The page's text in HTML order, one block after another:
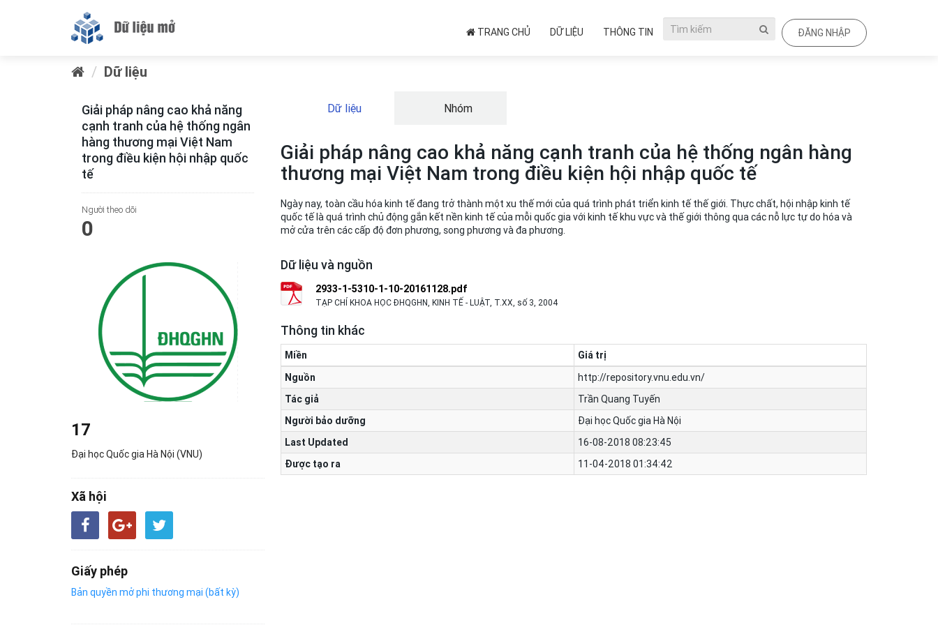
TRANG CHỦ DỮ LIỆU THÔNG TIN ĐĂNG NHẬP
Dữ liệu
Giải pháp nâng cao khả năng
cạnh tranh của hệ thống ngân
hàng thương mại Việt Nam
trong điều kiện hội nhập quốc
tế
Người theo dõi
0
17
Đại học Quốc gia Hà Nội (VNU)
Xã hội
Giấy phép
Bản quyền mở phi thương mại (bất kỳ)
Dữ liệu Nhóm
Giải pháp nâng cao khả năng cạnh tranh của hệ thống ngân hàng
thương mại Việt Nam trong điều kiện hội nhập quốc tế
Ngày nay, toàn cầu hóa kinh tế đang trở thành một xu thế mới của quá trình phát triển kinh tế thế giới. Thực chất, hội nhập kinh tế
quốc tế là quá trình chủ động gắn kết nền kinh tế của mỗi quốc gia với kinh tế khu vực và thế giới thông qua các nỗ lực tự do hóa và
mở cửa trên các cấp độ đơn phương, song phương và đa phương.
Dữ liệu và nguồn
2933-1-5310-1-10-20161128.pdf
TẠP CHÍ KHOA HỌC ĐHQGHN, KINH TẾ - LUẬT, T.XX, số 3, 2004
Thông tin khác
Miền
Giá trị
Nguồn
http://repository.vnu.edu.vn/
Tác giả
Trần Quang Tuyến
Người bảo dưỡng
Đại học Quốc gia Hà Nội
Last Updated
16-08-2018 08:23:45
Được tạo ra
11-04-2018 01:34:42